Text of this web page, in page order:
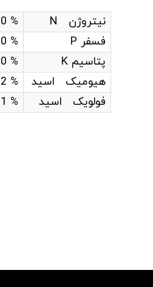
نیتروژن N
% 20
فسفر P
% 20
پتاسیم K
% 20
هیومیک اسید
% 2
فولویک اسید
% 1